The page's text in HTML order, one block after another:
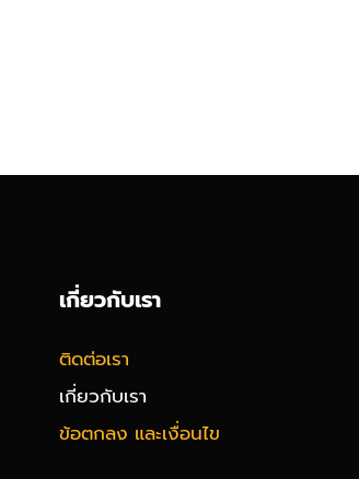
เกี่ยวกับเรา
ติดต่อเรา
เกี่ยวกับเรา
ข้อตกลง และเงื่อนไข